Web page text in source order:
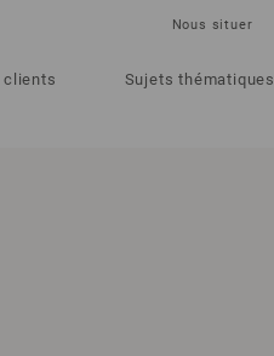
clients Sujets thématiques
Nous situer